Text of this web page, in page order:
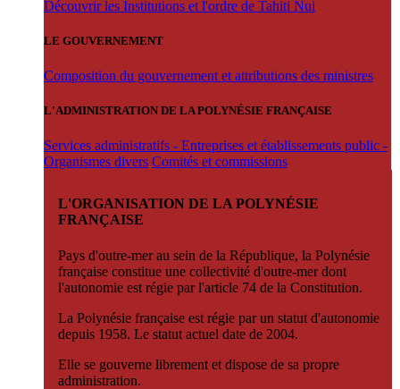
Découvrir les Institutions et l'ordre de Tahiti Nui
LE GOUVERNEMENT
Composition du gouvernement et attributions des ministres
L'ADMINISTRATION DE LA POLYNÉSIE FRANÇAISE
Services administratifs - Entreprises et établissements public -
Organismes divers Comités et commissions
L'ORGANISATION DE LA POLYNÉSIE
FRANÇAISE
Pays d'outre-mer au sein de la République, la Polynésie
française constitue une collectivité d'outre-mer dont
l'autonomie est régie par l'article 74 de la Constitution.
La Polynésie française est régie par un statut d'autonomie
depuis 1958. Le statut actuel date de 2004.
Elle se gouverne librement et dispose de sa propre
administration.